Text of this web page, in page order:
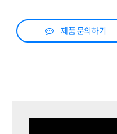
제품 문의하기